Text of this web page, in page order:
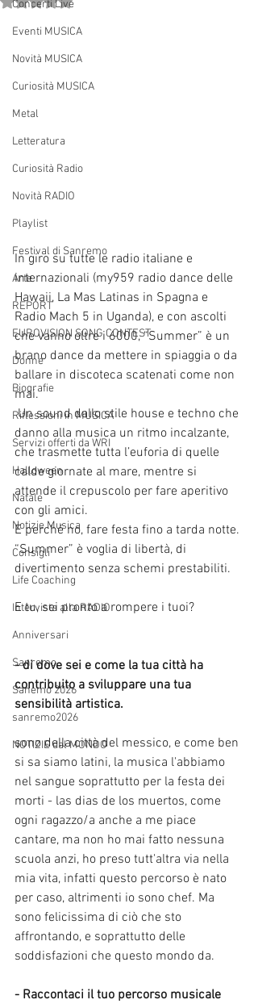
Concerti Live
Eventi MUSICA
Novità MUSICA
Curiosità MUSICA
Metal
Letteratura
Curiosità Radio
Novità RADIO
Playlist
Festival di Sanremo
Arte
REPORT
EUROVISION SONG CONTEST
Donne
Biografie
Riflessioni in MUSICA
Servizi offerti da WRI
Halloween
Natale
Notizie Musica
Consigli
Life Coaching
Intervista alla RADIO
Anniversari
Sanremo
Sanemo 2026
sanremo2026
NOTIZIE dal MONDO
In giro su tutte le radio italiane e
internazionali (my959 radio dance delle
Hawaii, La Mas Latinas in Spagna e
Radio Mach 5 in Uganda), e con ascolti
che vanno oltre i 6000, “Summer” è un
brano dance da mettere in spiaggia o da
ballare in discoteca scatenati come non
mai.
Un sound dallo stile house e techno che
danno alla musica un ritmo incalzante,
che trasmette tutta l’euforia di quelle
calde giornate al mare, mentre si
attende il crepuscolo per fare aperitivo
con gli amici.
E perché no, fare festa fino a tarda notte.
“Summer” è voglia di libertà, di
divertimento senza schemi prestabiliti.
E tu, sei pronto a rompere i tuoi?
- di dove sei e come la tua città ha
contribuito a sviluppare una tua
sensibilità artistica.
sono della città del messico, e come ben
si sa siamo latini, la musica l'abbiamo
nel sangue soprattutto per la festa dei
morti - las dias de los muertos, come
ogni ragazzo/a anche a me piace
cantare, ma non ho mai fatto nessuna
scuola anzi, ho preso tutt'altra via nella
mia vita, infatti questo percorso è nato
per caso, altrimenti io sono chef. Ma
sono felicissima di ciò che sto
affrontando, e soprattutto delle
soddisfazioni che questo mondo da.
- Raccontaci il tuo percorso musicale